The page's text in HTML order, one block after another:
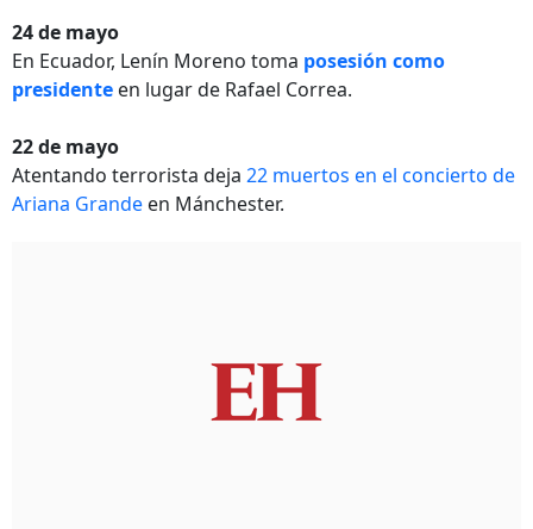
24 de mayo
En Ecuador, Lenín Moreno toma posesión como
presidente en lugar de Rafael Correa.
22 de mayo
Atentando terrorista deja 22 muertos en el concierto de
Ariana Grande en Mánchester.